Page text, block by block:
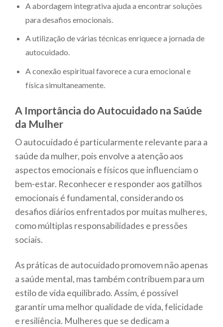
A abordagem integrativa ajuda a encontrar soluções
para desafios emocionais.
A utilização de várias técnicas enriquece a jornada de
autocuidado.
A conexão espiritual favorece a cura emocional e
física simultaneamente.
A Importância do Autocuidado na Saúde
da Mulher
O autocuidado é particularmente relevante para a
saúde da mulher, pois envolve a atenção aos
aspectos emocionais e físicos que influenciam o
bem-estar. Reconhecer e responder aos gatilhos
emocionais é fundamental, considerando os
desafios diários enfrentados por muitas mulheres,
como múltiplas responsabilidades e pressões
sociais.
As práticas de autocuidado promovem não apenas
a saúde mental, mas também contribuem para um
estilo de vida equilibrado. Assim, é possível
garantir uma melhor qualidade de vida, felicidade
e resiliência. Mulheres que se dedicam a